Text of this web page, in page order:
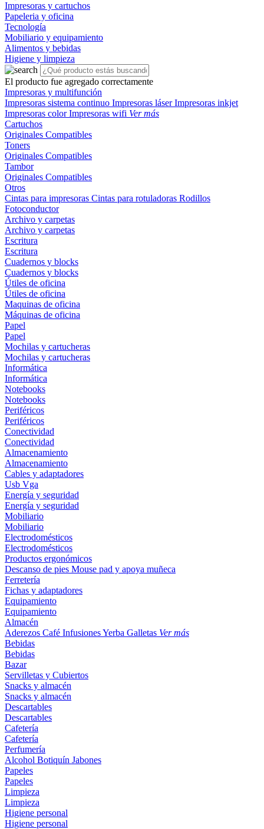
Impresoras y cartuchos
Papeleria y oficina
Tecnología
Mobiliario y equipamiento
Alimentos y bebidas
Higiene y limpieza
El producto fue agregado correctamente
Impresoras y multifunción
Impresoras sistema continuo Impresoras láserImpresoras inkjet
Impresoras colorImpresoras wifi Ver más
Cartuchos
Originales Compatibles
Toners
Originales Compatibles
Tambor
Originales Compatibles
Otros
Cintas para impresoras Cintas para rotuladoras Rodillos
Fotoconductor
Archivo y carpetas
Archivo y carpetas
Escritura
Escritura
Cuadernos y blocks
Cuadernos y blocks
Útiles de oficina
Útiles de oficina
Maquinas de oficina
Máquinas de oficina
Papel
Papel
Mochilas y cartucheras
Mochilas y cartucheras
Informática
Informática
Notebooks
Notebooks
Periféricos
Periféricos
Conectividad
Conectividad
Almacenamiento
Almacenamiento
Cables y adaptadores
Usb Vga
Energía y seguridad
Energía y seguridad
Mobiliario
Mobiliario
Electrodomésticos
Electrodomésticos
Productos ergonómicos
Descanso de pies Mouse pad y apoya muñeca
Ferretería
Fichas y adaptadores
Equipamiento
Equipamiento
Almacén
Aderezos Café InfusionesYerba Galletas Ver más
Bebidas
Bebidas
Bazar
Servilletas y Cubiertos
Snacks y almacén
Snacks y almacén
Descartables
Descartables
Cafetería
Cafetería
Perfumería
Alcohol Botiquín Jabones
Papeles
Papeles
Limpieza
Limpieza
Higiene personal
Higiene personal